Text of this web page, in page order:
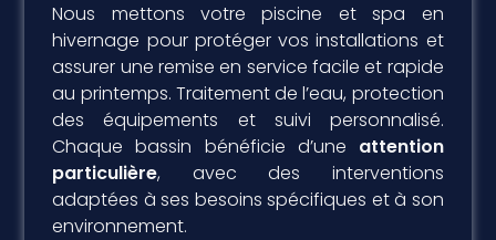
Nous mettons votre piscine et spa en
hivernage pour protéger vos installations et
assurer une remise en service facile et rapide
au printemps. Traitement de l’eau, protection
des équipements et suivi personnalisé.
Chaque bassin bénéficie d’une attention
particulière, avec des interventions
adaptées à ses besoins spécifiques et à son
environnement.